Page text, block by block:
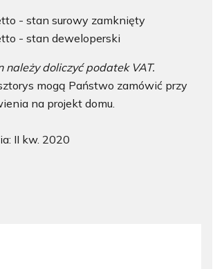
- stan surowy zamknięty
- stan deweloperski
należy doliczyć podatek VAT.
mogą Państwo zamówić przy
na projekt domu.
II kw. 2020